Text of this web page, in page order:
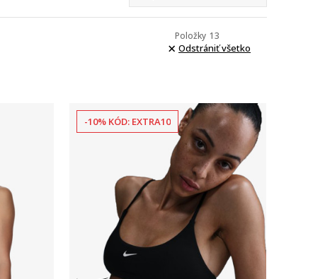
13
Položky
Odstrániť všetko
Porovnaj
-10% KÓD: EXTRA10